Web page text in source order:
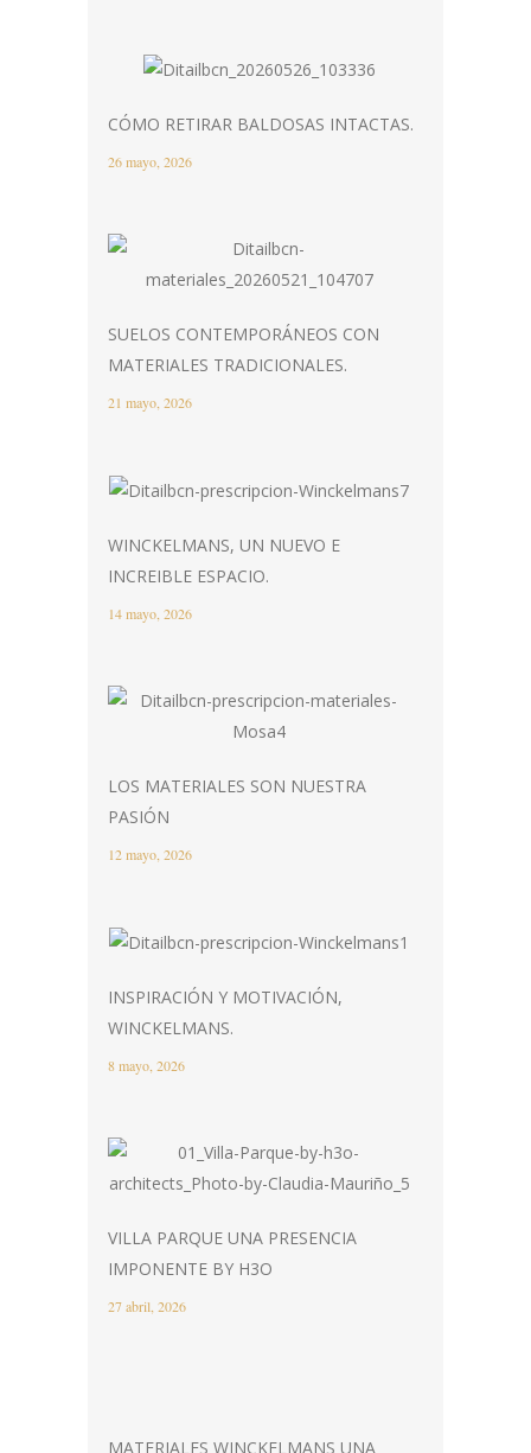
CÓMO RETIRAR BALDOSAS INTACTAS.
26 mayo, 2026
SUELOS CONTEMPORÁNEOS CON
MATERIALES TRADICIONALES.
21 mayo, 2026
WINCKELMANS, UN NUEVO E
INCREIBLE ESPACIO.
14 mayo, 2026
LOS MATERIALES SON NUESTRA
PASIÓN
12 mayo, 2026
INSPIRACIÓN Y MOTIVACIÓN,
WINCKELMANS.
8 mayo, 2026
VILLA PARQUE UNA PRESENCIA
IMPONENTE BY H3O
27 abril, 2026
MATERIALES WINCKELMANS UNA